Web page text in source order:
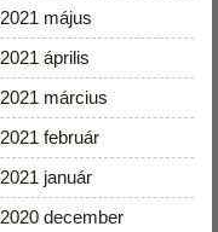
2021 május
2021 április
2021 március
2021 február
2021 január
2020 december